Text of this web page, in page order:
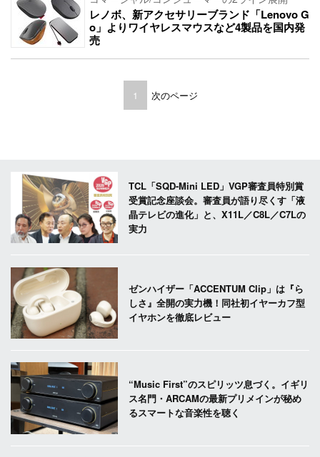
レノボ、新アクセサリーブランド「Lenovo G
o」よりワイヤレスマウスなど4製品を国内発
売
1 次のページ
TCL「SQD-Mini LED」VGP審査員特別賞
受賞記念座談会。審査員が語り尽くす「液
晶テレビの進化」と、X11L／C8L／C7Lの
実力
ゼンハイザー「ACCENTUM Clip」は『ら
しさ』全開の実力機！同社初イヤーカフ型
イヤホンを徹底レビュー
“Music First”のスピリッツ息づく。イギリ
ス名門・ARCAMの最新プリメインが秘め
るスマートな音楽性を聴く